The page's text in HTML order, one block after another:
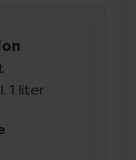
1 liter